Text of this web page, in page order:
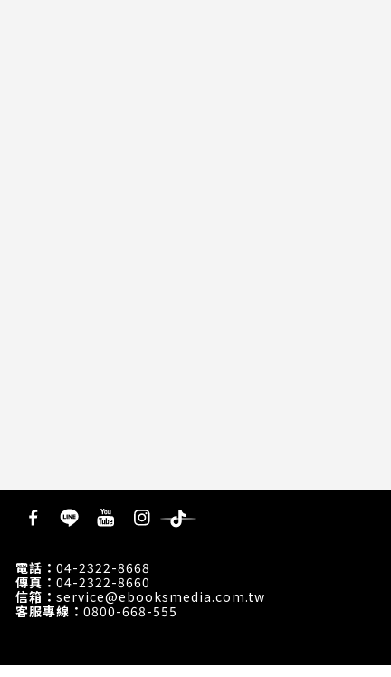
電話： 04-2322-8668
傳真： 04-2322-8660
信箱： service@ebooksmedia.com.tw
客服專線： 0800-668-555